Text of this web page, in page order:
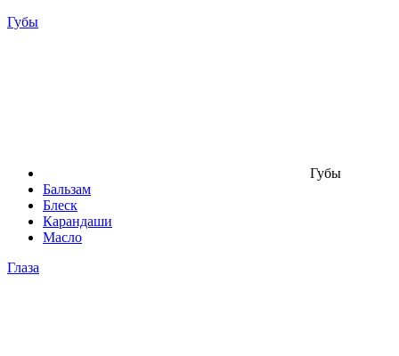
Губы
Губы
Бальзам
Блеск
Карандаши
Масло
Глаза